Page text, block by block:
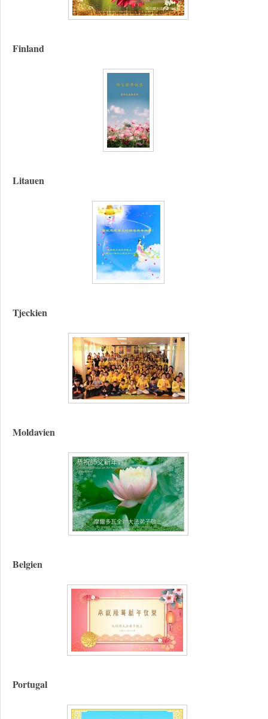
Finland
Litauen
Tjeckien
Moldavien
Belgien
Portugal